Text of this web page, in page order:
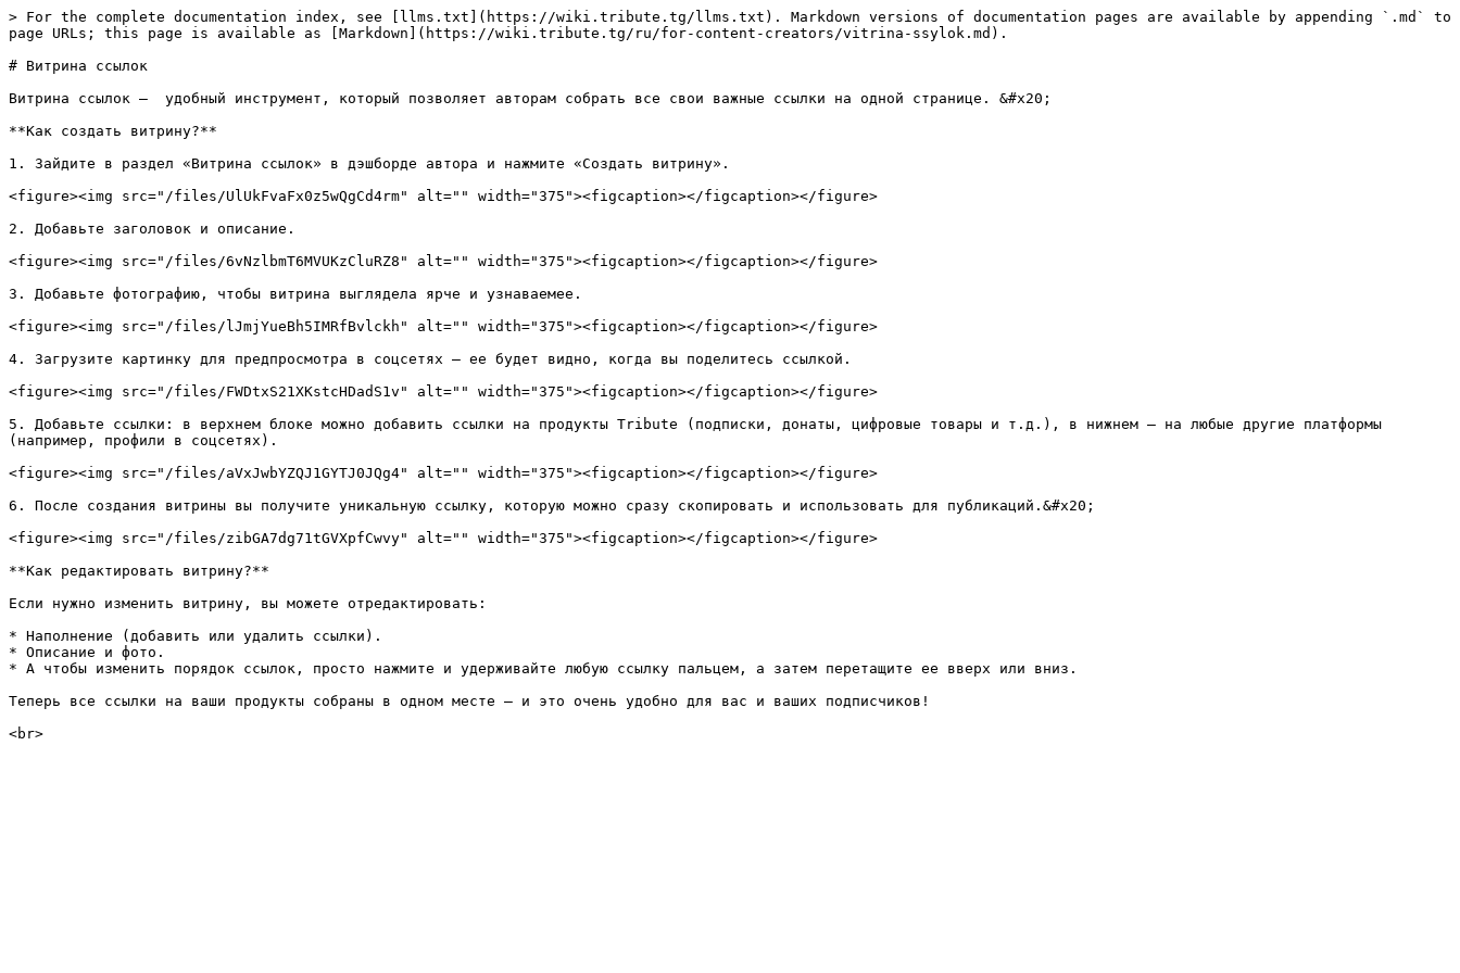
> For the complete documentation index, see [llms.txt](https://wiki.tribute.tg/llms.txt). Markdown versions of documentation pages are available by appending `.md` to
page URLs; this page is available as [Markdown](https://wiki.tribute.tg/ru/for-content-creators/vitrina-ssylok.md).
# Витрина ссылок
Витрина ссылок —  удобный инструмент, который позволяет авторам собрать все свои важные ссылки на одной странице. &#x20;
**Как создать витрину?**
1. Зайдите в раздел «Витрина ссылок» в дэшборде автора и нажмите «Создать витрину».
<figure><img src="/files/UlUkFvaFx0z5wQgCd4rm" alt="" width="375"><figcaption></figcaption></figure>
2. Добавьте заголовок и описание.
<figure><img src="/files/6vNzlbmT6MVUKzCluRZ8" alt="" width="375"><figcaption></figcaption></figure>
3. Добавьте фотографию, чтобы витрина выглядела ярче и узнаваемее.
<figure><img src="/files/lJmjYueBh5IMRfBvlckh" alt="" width="375"><figcaption></figcaption></figure>
4. Загрузите картинку для предпросмотра в соцсетях – ее будет видно, когда вы поделитесь ссылкой.
<figure><img src="/files/FWDtxS21XKstcHDadS1v" alt="" width="375"><figcaption></figcaption></figure>
5. Добавьте ссылки: в верхнем блоке можно добавить ссылки на продукты Tribute (подписки, донаты, цифровые товары и т.д.), в нижнем – на любые другие платформы
(например, профили в соцсетях).
<figure><img src="/files/aVxJwbYZQJ1GYTJ0JQg4" alt="" width="375"><figcaption></figcaption></figure>
6. После создания витрины вы получите уникальную ссылку, которую можно сразу скопировать и использовать для публикаций.&#x20;
<figure><img src="/files/zibGA7dg71tGVXpfCwvy" alt="" width="375"><figcaption></figcaption></figure>
**Как редактировать витрину?**
Если нужно изменить витрину, вы можете отредактировать:
* Наполнение (добавить или удалить ссылки).
* Описание и фото.
* А чтобы изменить порядок ссылок, просто нажмите и удерживайте любую ссылку пальцем, а затем перетащите ее вверх или вниз.
Теперь все ссылки на ваши продукты собраны в одном месте — и это очень удобно для вас и ваших подписчиков!